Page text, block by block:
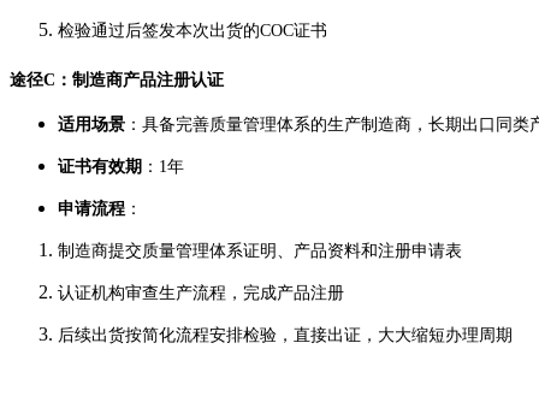
检验通过后签发本次出货的COC证书
途径C：制造商产品注册认证
适用场景 ：具备完善质量管理体系的生产制造商，长期出口同类
证书有效期 ：1年
申请流程 ：
制造商提交质量管理体系证明、产品资料和注册申请表
认证机构审查生产流程，完成产品注册
后续出货按简化流程安排检验，直接出证，大大缩短办理周期